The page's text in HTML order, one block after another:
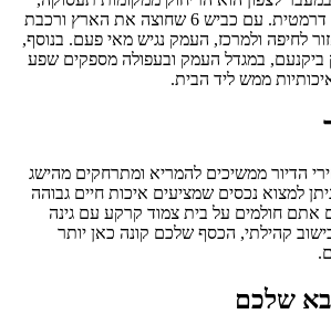
אבל המציאות השתנתה דרמטית. עם כביש 6 שחוצה את הארץ ורכבת
לחיפה ולמרכז, העמק נגיש מאי פעם. בנוסף,
ביקנעם, במגדל העמק ובעפולה מספקים שפע
ממש ליד הבית.
הדיור ממשיכים להמריא ומתרחקים מהישג
למצוא נכסים שמציעים איכות חיים גבוהה
אתם חולמים על בית צמוד קרקע עם גינה
קהילתי, הכסף שלכם קונה כאן יותר
שלכם